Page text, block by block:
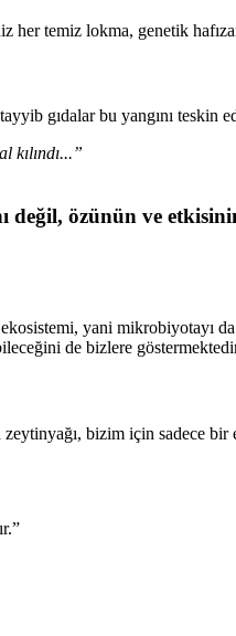
temiz lokma, genetik
gıdalar bu yangını teskin
kılındı...”
özünün ve
yani
de bizlere
bizim için sadece